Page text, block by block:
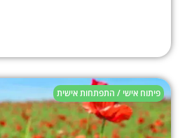
פיתוח אישי / התפתחות אישית